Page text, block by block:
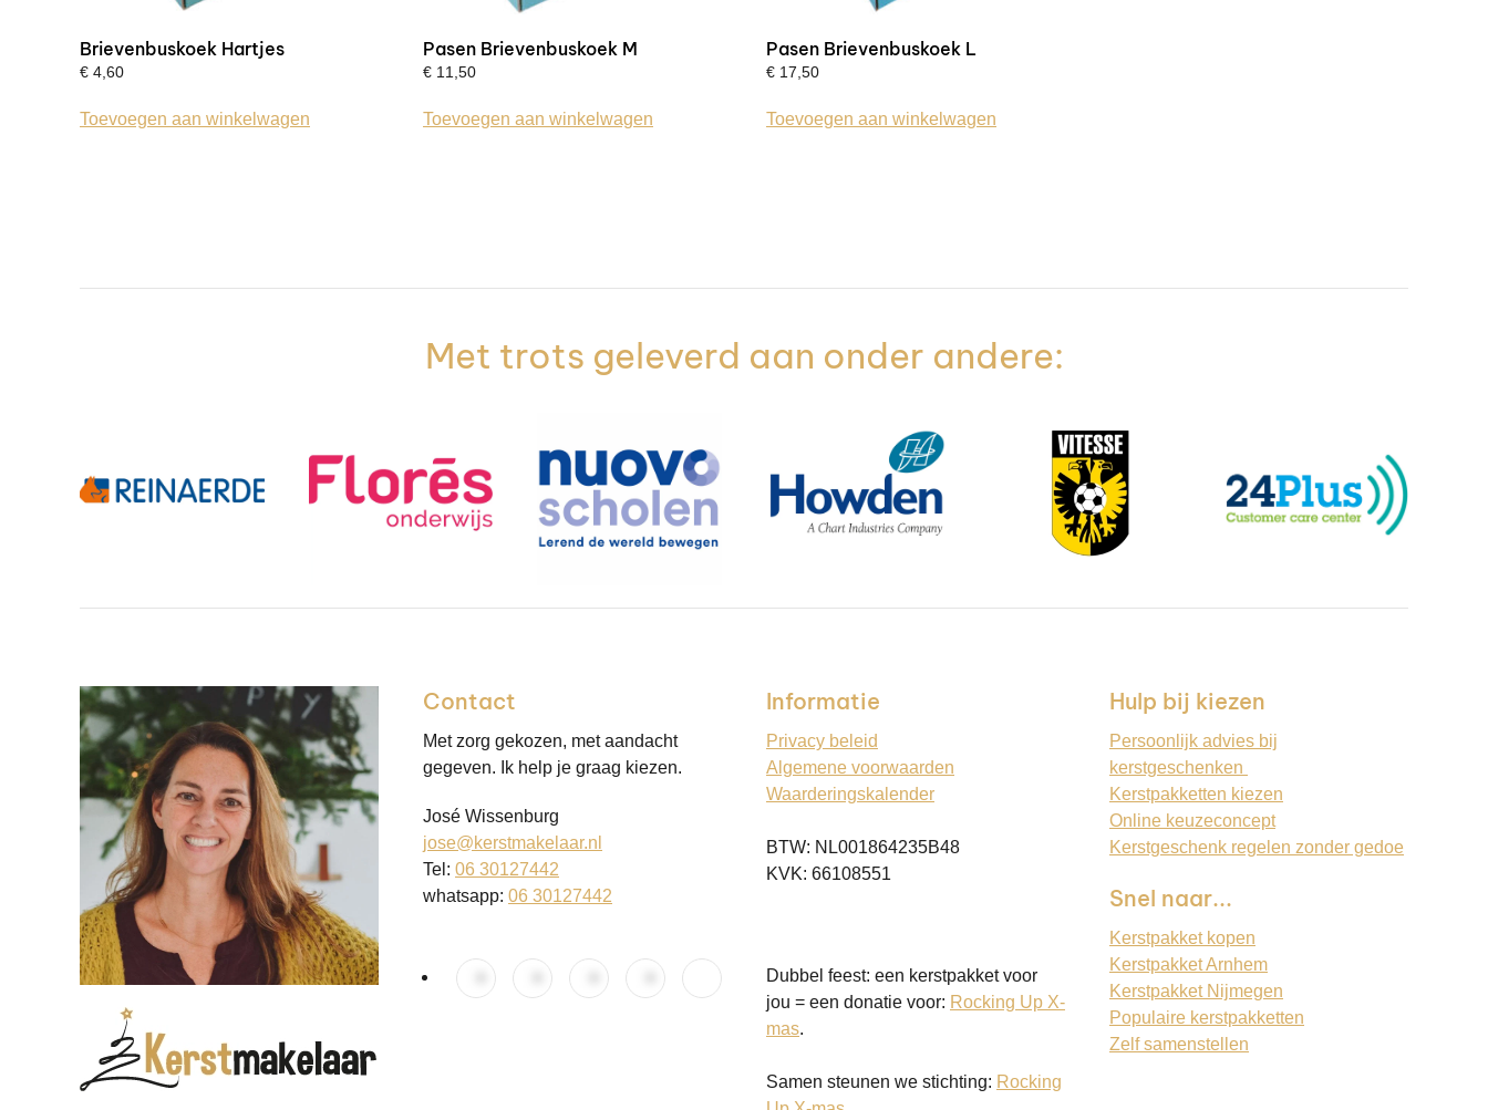
Brievenbuskoek Hartjes
€ 4,60
Toevoegen aan winkelwagen
Pasen Brievenbuskoek M
€ 11,50
Toevoegen aan winkelwagen
Pasen Brievenbuskoek L
€ 17,50
Toevoegen aan winkelwagen
Met trots geleverd aan onder andere:
Contact
Met zorg gekozen, met aandacht
gegeven. Ik help je graag kiezen.
José Wissenburg
jose@kerstmakelaar.nl
Tel: 06 30127442
whatsapp: 06 30127442
Informatie
Privacy beleid
Algemene voorwaarden
Waarderingskalender
BTW: NL001864235B48
KVK: 66108551
Dubbel feest: een kerstpakket voor
jou = een donatie voor: Rocking Up X-
mas.
Samen steunen we stichting: Rocking
Hulp bij kiezen
Persoonlijk advies bij
kerstgeschenken
Kerstpakketten kiezen
Online keuzeconcept
Kerstgeschenk regelen zonder gedoe
Snel naar...
Kerstpakket kopen
Kerstpakket Arnhem
Kerstpakket Nijmegen
Populaire kerstpakketten
Zelf samenstellen